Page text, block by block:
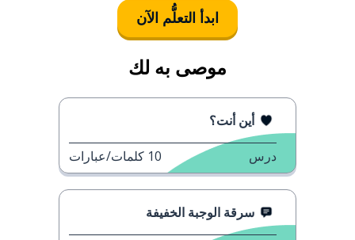
ابدأ التعلُّم الآن
موصى به لك
أين أنت؟
درس 10 كلمات/عبارات
سرقة الوجبة الخفيفة